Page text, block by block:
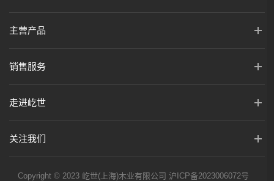
主营产品
销售服务
走进屹世
关注我们
Copyright © 2023 屹世(上海)木业有限公司 沪ICP备2023006072号